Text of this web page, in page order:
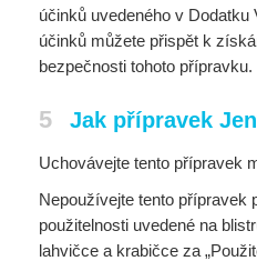
účinků uvedeného v
účinků můžete přispět k
bezpečnosti tohoto přípravku.
5 Jak přípravek
Uchovávejte tento přípravek
Nepoužívejte tento přípravek
použitelnosti uvedené na
lahvičce a krabičce za